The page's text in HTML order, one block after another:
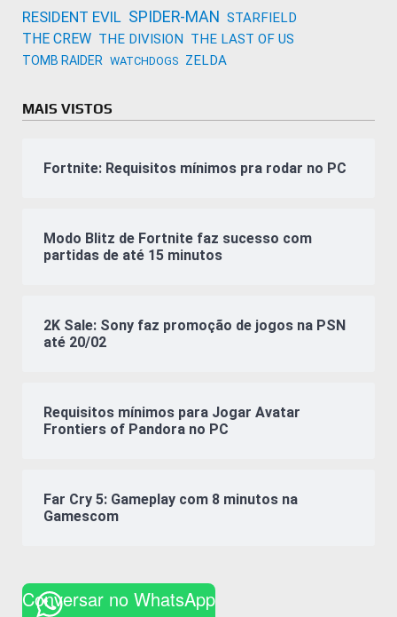
RESIDENT EVIL SPIDER-MAN STARFIELD
THE CREW THE DIVISION THE LAST OF US
TOMB RAIDER WATCHDOGS ZELDA
MAIS VISTOS
Fortnite: Requisitos mínimos pra rodar no PC
Modo Blitz de Fortnite faz sucesso com
partidas de até 15 minutos
2K Sale: Sony faz promoção de jogos na PSN
até 20/02
Requisitos mínimos para Jogar Avatar
Frontiers of Pandora no PC
Far Cry 5: Gameplay com 8 minutos na
Gamescom
Conversar no WhatsApp